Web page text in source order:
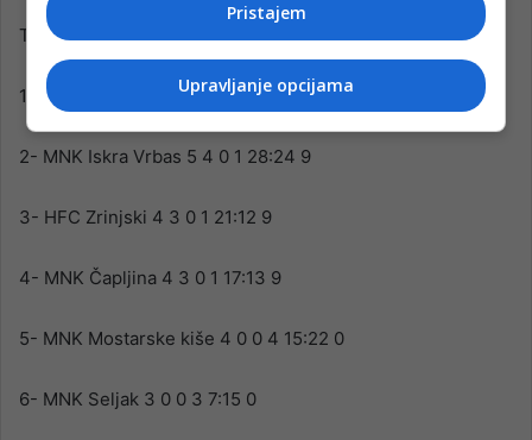
Tabela,
1- MNK Čulin Mlin 4 4 0 0 26:10 12
2- MNK Iskra Vrbas 5 4 0 1 28:24 9
3- HFC Zrinjski 4 3 0 1 21:12 9
4- MNK Čapljina 4 3 0 1 17:13 9
5- MNK Mostarske kiše 4 0 0 4 15:22 0
6- MNK Seljak 3 0 0 3 7:15 0
Pristajem
Upravljanje opcijama